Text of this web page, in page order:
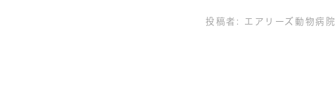
投稿者: エアリーズ動物病院